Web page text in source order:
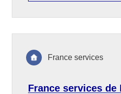
France services de
France services